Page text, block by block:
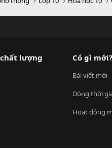
lượng
Có gì mới?
Bài viết mới
Dòng thời
Hoạt động